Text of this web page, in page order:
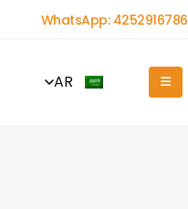
WhatsApp: 4252916786
AR